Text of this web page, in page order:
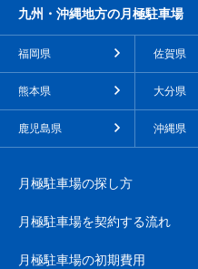
九州・沖縄地方の月極駐車場
福岡県 佐賀県
熊本県 大分県
鹿児島県 沖縄県
月極駐車場の探し方
月極駐車場を契約する流れ
月極駐車場の初期費用